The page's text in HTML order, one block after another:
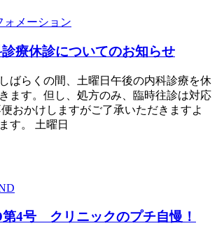
ォメーション
療休診についてのお知らせ
ばらくの間、土曜日午後の内科診療を休
ます。但し、処方のみ、臨時往診は対応
おかけしますがご了承いただきますよ
す。 土曜日
4号 クリニックのプチ自慢！